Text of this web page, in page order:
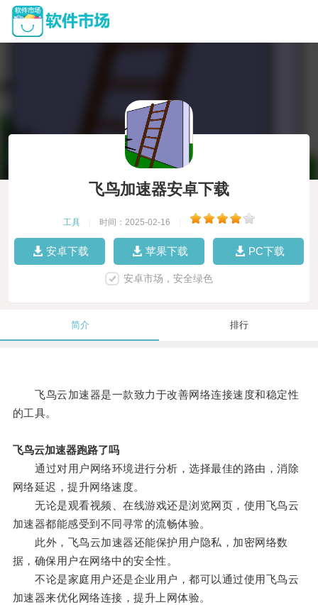
飞鸟加速器安卓下载
工具 时间：2025-02-16
安卓下载 苹果下载 PC下载
安卓市场，安全绿色
简介 排行
飞鸟云加速器是一款致力于改善网络连接速度和稳定性
的工具。
飞鸟云加速器跑路了吗
通过对用户网络环境进行分析，选择最佳的路由，消除
网络延迟，提升网络速度。
无论是观看视频、在线游戏还是浏览网页，使用飞鸟云
加速器都能感受到不同寻常的流畅体验。
此外，飞鸟云加速器还能保护用户隐私，加密网络数
据，确保用户在网络中的安全性。
不论是家庭用户还是企业用户，都可以通过使用飞鸟云
加速器来优化网络连接，提升上网体验。